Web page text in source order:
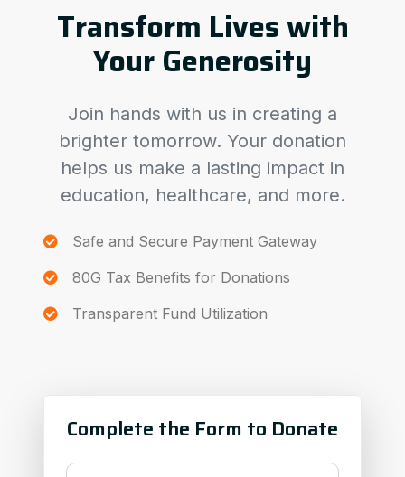
Transform Lives with
Your Generosity
Join hands with us in creating a
brighter tomorrow. Your donation
helps us make a lasting impact in
education, healthcare, and more.
Safe and Secure Payment Gateway
80G Tax Benefits for Donations
Transparent Fund Utilization
Complete the Form to Donate